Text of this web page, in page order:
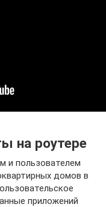
на роутере
и пользователем
домов в
приложений